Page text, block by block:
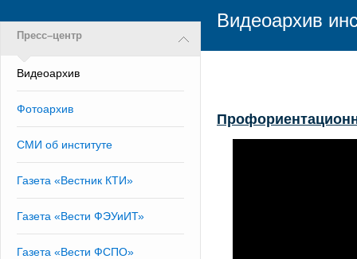
Пресс–центр
Видеоархив
Фотоархив
СМИ об институте
Газета «Вестник КТИ»
Газета «Вести ФЭУиИТ»
Газета «Вести ФСПО»
Видеоархив